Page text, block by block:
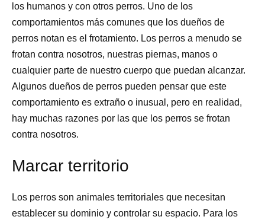
los humanos y con otros perros. Uno de los
comportamientos más comunes que los dueños de
perros notan es el frotamiento. Los perros a menudo se
frotan contra nosotros, nuestras piernas, manos o
cualquier parte de nuestro cuerpo que puedan alcanzar.
Algunos dueños de perros pueden pensar que este
comportamiento es extraño o inusual, pero en realidad,
hay muchas razones por las que los perros se frotan
contra nosotros.
Marcar territorio
Los perros son animales territoriales que necesitan
establecer su dominio y controlar su espacio. Para los